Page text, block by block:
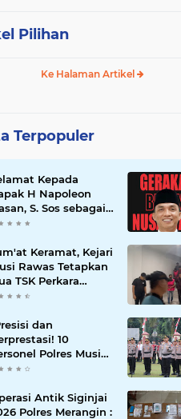
Pilihan
Ke Halaman Artikel
Terpopuler
Kepada
H Napoleon
S. Sos sebagai
DPD G. BRAN
Keramat, Kejari
Rawas Tetapkan
TSK Perkara
Korupsi Dana
dan
10
Polres Musi
Raih
dari
Sumsel*
Antik Siginjai
Polres Merangin :